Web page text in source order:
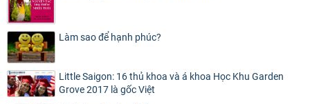
Làm sao để hạnh phúc?
Little Saigon: 16 thủ khoa và á khoa Học Khu Garden
Grove 2017 là gốc Việt